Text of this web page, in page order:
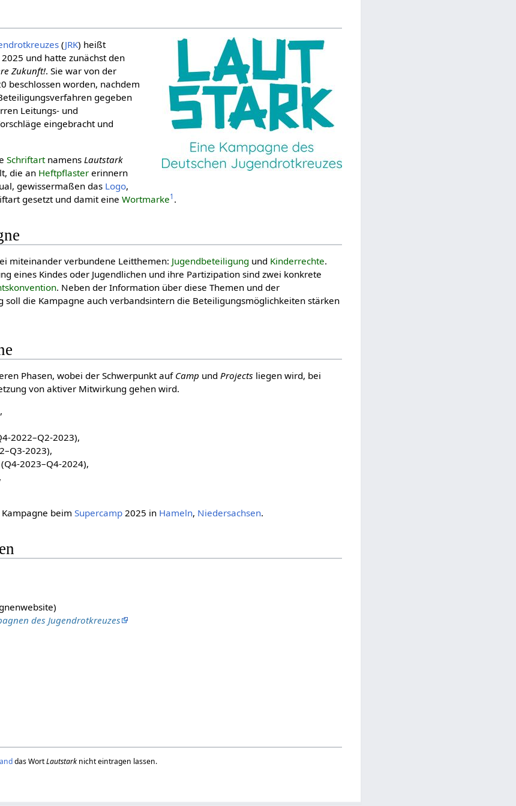
(JRK) heißt
und hatte zunächst den
Zukunft!. Sie war von der
beschlossen worden, nachdem
gegeben
Leitungs- und
eingebracht und
Schriftartnamens Lautstark
die an Heftpflaster erinnern
gewissermaßen das Logo,
gesetzt und damit eineWortmarke1 .
miteinander verbundene Leitthemen: Jugendbeteiligung und Kinderrechte.
eines Kindes oder Jugendlichen und ihre Partizipation sind zwei konkrete
. Neben der Information über diese Themen und der
soll die Kampagne auch verbandsintern die Beteiligungsmöglichkeiten stärken
Phasen, wobei der Schwerpunkt auf Camp undProjects liegen wird, bei
von aktiver Mitwirkung gehen wird.
2022–Q2-2023),
2023),
(Q4-2023–Q4-2024),
Kampagne beimSupercamp 2025 in Hameln, Niedersachsen.
des Jugendrotkreuzes
das WortLautstark nicht eintragen lassen.